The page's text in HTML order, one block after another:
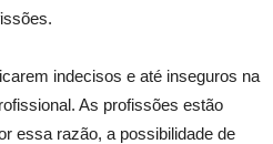
indecisos e até inseguros na
As profissões estão
essa razão, a possibilidade de